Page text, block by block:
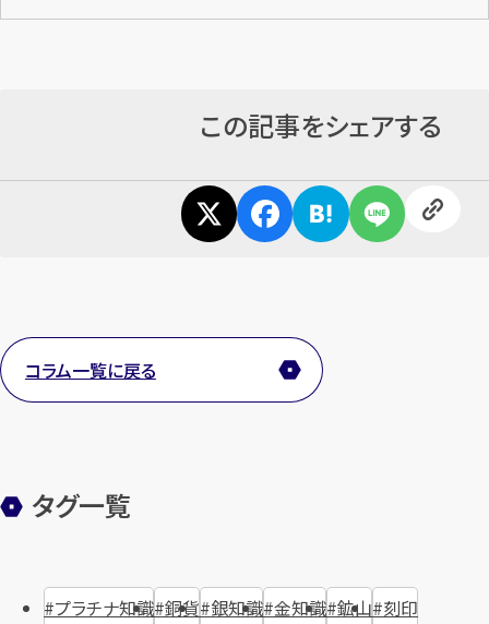
この記事をシェアする
コラム一覧に戻る
タグ一覧
プラチナ知識 銅貨 銀知識 金知識 鉱山 刻印